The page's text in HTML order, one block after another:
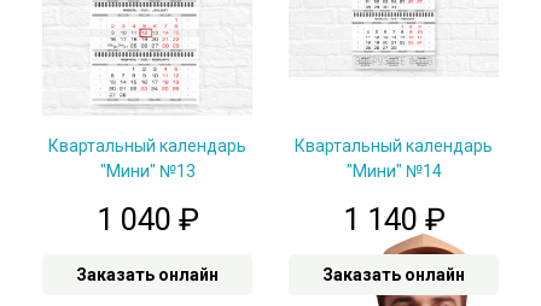
Квартальный календарь
"Мини" №13
1 040 ₽
Заказать онлайн
Квартальный календарь
"Мини" №14
1 140 ₽
Заказать онлайн